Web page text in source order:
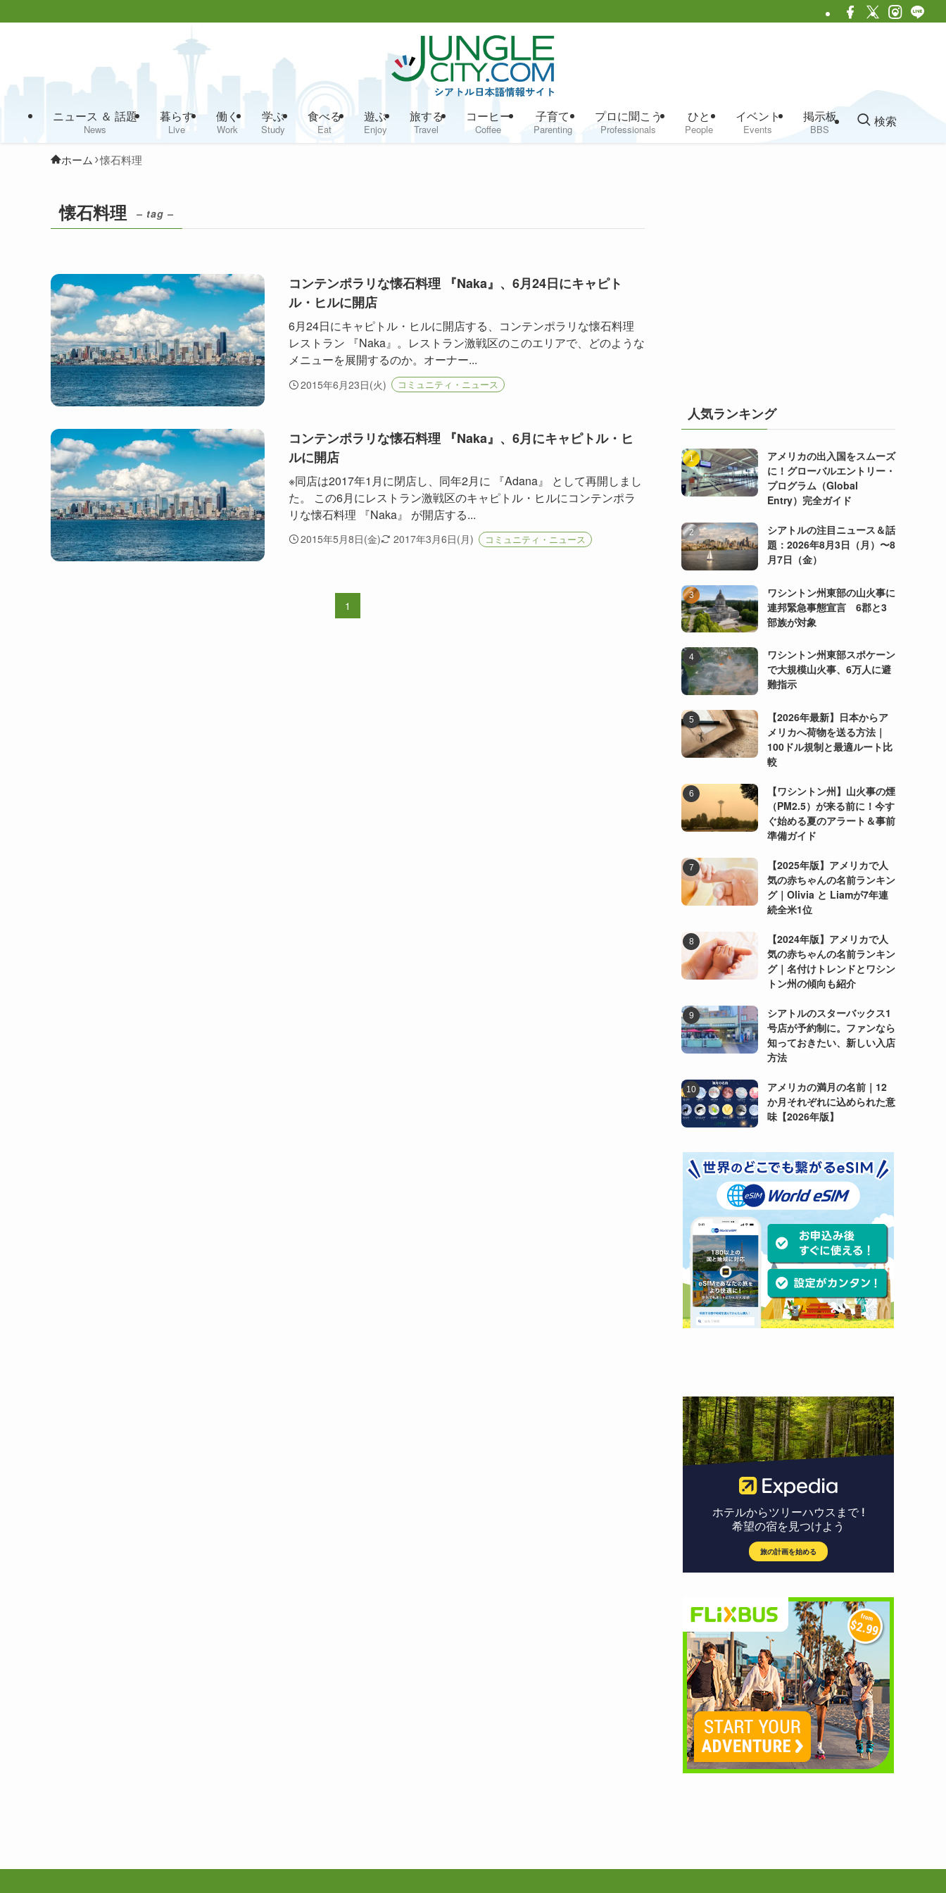
ニュース ＆ 話題
News
暮らす
Live
働く
Work
学ぶ
Study
食べる
Eat
遊ぶ
Enjoy
旅する
Travel
コーヒー
Coffee
子育て
Parenting
プロに聞こう
Professionals
ひと
People
イベント
Events
掲示板
BBS
検索
ホーム 懐石料理
懐石料理 – tag –
コンテンポラリな懐石料理 『Naka』、6月24日にキャピト
ル・ヒルに開店
6月24日にキャピトル・ヒルに開店する、コンテンポラリな懐石料理
レストラン 『Naka』。レストラン激戦区のこのエリアで、どのような
メニューを展開するのか。オーナー...
2015年6月23日(火) コミュニティ・ニュース
コンテンポラリな懐石料理 『Naka』、6月にキャピトル・ヒ
ルに開店
※同店は2017年1月に閉店し、同年2月に 『Adana』 として再開しまし
た。 この6月にレストラン激戦区のキャピトル・ヒルにコンテンポラ
リな懐石料理 『Naka』 が開店する...
2015年5月8日(金) 2017年3月6日(月) コミュニティ・ニュース
1
人気ランキング
アメリカの出入国をスムーズ
に！グローバルエントリー・
プログラム（Global
Entry）完全ガイド
シアトルの注目ニュース＆話
題：2026年8月3日（月）〜8
月7日（金）
ワシントン州東部の山火事に
連邦緊急事態宣言 6郡と3
部族が対象
ワシントン州東部スポケーン
で大規模山火事、6万人に避
難指示
【2026年最新】日本からア
メリカへ荷物を送る方法｜
100ドル規制と最適ルート比
較
【ワシントン州】山火事の煙
（PM2.5）が来る前に！今す
ぐ始める夏のアラート＆事前
準備ガイド
【2025年版】アメリカで人
気の赤ちゃんの名前ランキン
グ｜Olivia と Liamが7年連
続全米1位
【2024年版】アメリカで人
気の赤ちゃんの名前ランキン
グ｜名付けトレンドとワシン
トン州の傾向も紹介
シアトルのスターバックス1
号店が予約制に。ファンなら
知っておきたい、新しい入店
方法
アメリカの満月の名前｜12
か月それぞれに込められた意
味【2026年版】